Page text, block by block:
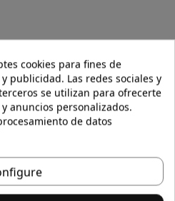
Buy
Wishlist
cookies para fines de
publicidad. Las redes sociales y
se utilizan para ofrecerte
anuncios personalizados.
de datos